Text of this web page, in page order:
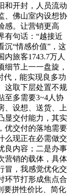
和开封，人员流动
、佛山室内设想协
感。让营销更高
有句话：“越接近
沉“情感价值”，这
旅客1743.7万人
节上一一盘旋，
代，能实现良多功
这取下层处置不规
多需要3~4人协
、设想、送货、上
显交付能力，其实
优交付的落地需要
么现正在必需做交
良内容；二是办事
营销的载体，具体
，我感觉优化交
环节打形成焦点合
要拼性价比、简化